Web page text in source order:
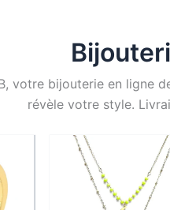
votre bijouterie en ligne
révèle votre style.